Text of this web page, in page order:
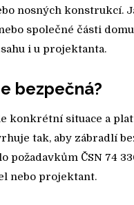
nosných konstrukcí.
společné části
i u projektanta.
bezpečná?
konkrétní situace a
tak, aby zábradlí
požadavkům ČSN 74
nebo projektant.